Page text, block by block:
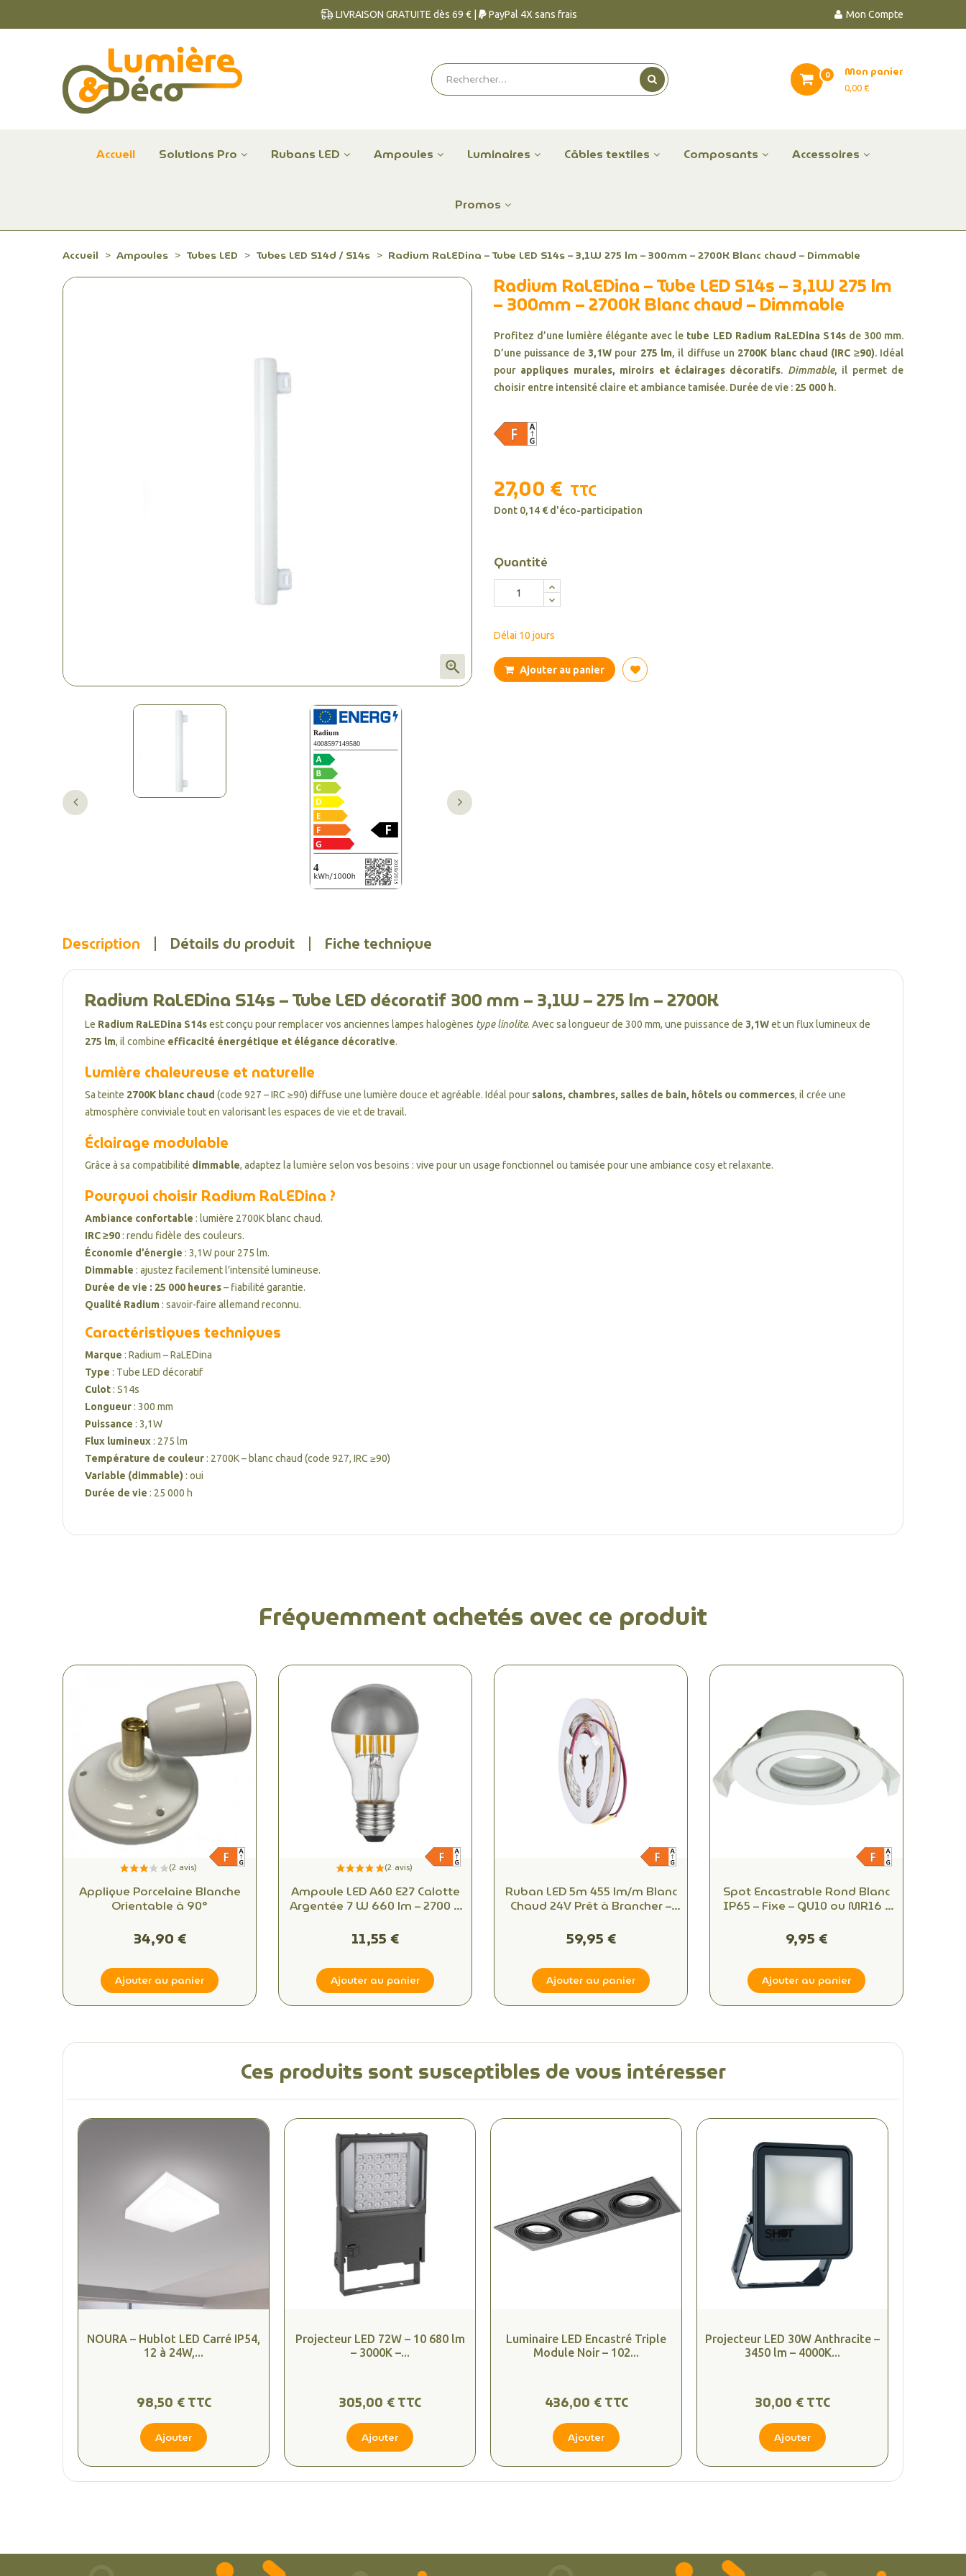
Mon Compte
LIVRAISON GRATUITE dès 69 € | PayPal 4X sans frais
Mon panier
0,00 €
0
Accueil Solutions Pro Rubans LED Ampoules Luminaires Câbles textiles Composants Accessoires
Promos
Accueil Ampoules Tubes LED Tubes LED S14d / S14s Radium RaLEDina – Tube LED S14s – 3,1W 275 lm – 300mm – 2700K Blanc chaud – Dimmable

Radium RaLEDina – Tube LED S14s – 3,1W 275 lm
– 300mm – 2700K Blanc chaud – Dimmable
Profitez d’une lumière élégante avec le tube LED Radium RaLEDina S14sde 300 mm.
D’une puissance de 3,1W pour 275 lm, il diffuse un 2700K blanc chaud (IRC ≥90). Idéal
pour appliques murales, miroirs et éclairages décoratifs. Dimmable, il permet de
choisir entre intensité claire et ambiance tamisée. Durée de vie : 25 000 h.
27,00 € TTC
Dont 0,14 € d'éco-participation
Quantité
Délai 10 jours
Ajouter au panier
Description Détails du produit Fiche technique
Radium RaLEDina S14s – Tube LED décoratif 300 mm – 3,1W – 275 lm – 2700K
Le Radium RaLEDina S14sest conçu pour remplacer vos anciennes lampes halogènes type linolite. Avec sa longueur de 300 mm, une puissance de 3,1Wet un flux lumineux de
275 lm, il combine efficacité énergétique et élégance décorative.
Lumière chaleureuse et naturelle
Sa teinte 2700K blanc chaud (code 927 – IRC ≥90) diffuse une lumière douce et agréable. Idéal pour salons, chambres, salles de bain, hôtels ou commerces, il crée une
atmosphère conviviale tout en valorisant les espaces de vie et de travail.
Éclairage modulable
Grâce à sa compatibilité dimmable, adaptez la lumière selon vos besoins : vive pour un usage fonctionnel ou tamisée pour une ambiance cosy et relaxante.
Pourquoi choisir Radium RaLEDina ?
Ambiance confortable : lumière 2700K blanc chaud.
IRC ≥90: rendu fidèle des couleurs.
Économie d’énergie : 3,1W pour 275 lm.
Dimmable : ajustez facilement l’intensité lumineuse.
Durée de vie : 25 000 heures– fiabilité garantie.
Qualité Radium: savoir-faire allemand reconnu.
Caractéristiques techniques
Marque : Radium – RaLEDina
Type : Tube LED décoratif
Culot: S14s
Longueur: 300 mm
Puissance : 3,1W
Flux lumineux: 275 lm
Température de couleur: 2700K – blanc chaud (code 927, IRC ≥90)
Variable (dimmable) : oui
Durée de vie : 25 000 h
Fréquemment achetés avec ce produit
Applique Porcelaine Blanche
Orientable à 90°
34,90 €
Ajouter au panier
Ampoule LED A60 E27 Calotte
Argentée 7 W 660 lm – 2700 K
Éclairage Indirect
11,55 €
Ajouter au panier
Ruban LED 5m 455 lm/m Blanc
Chaud 24V Prêt à Brancher –
59,95 €
Ajouter au panier
Spot Encastrable Rond Blanc
IP65 – Fixe – GU10 ou MR16 –
9,95 €
Ajouter au panier
Ces produits sont susceptibles de vous intéresser
NOURA – Hublot LED Carré IP54,
12 à 24W,...
98,50 € TTC
Ajouter
Projecteur LED 72W – 10 680 lm
– 3000K –...
305,00 € TTC
Ajouter
Luminaire LED Encastré Triple
Module Noir – 102...
436,00 € TTC
Ajouter
Projecteur LED 30W Anthracite –
3450 lm – 4000K...
30,00 € TTC
Ajouter